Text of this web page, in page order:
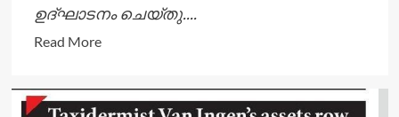
ഉദ്ഘാടനം ചെയ്തു....
Read MoreRead
about
യൂത്ത്